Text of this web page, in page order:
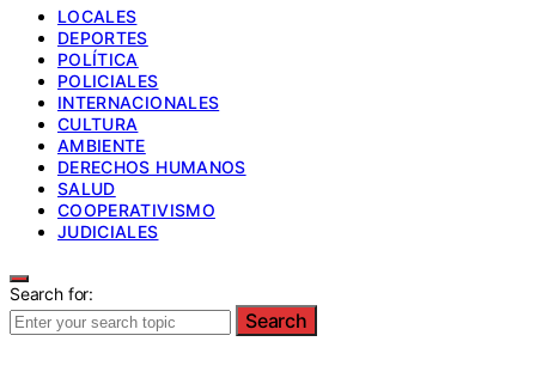
LOCALES
DEPORTES
POLÍTICA
POLICIALES
INTERNACIONALES
CULTURA
AMBIENTE
DERECHOS HUMANOS
SALUD
COOPERATIVISMO
JUDICIALES
Search for:
Search